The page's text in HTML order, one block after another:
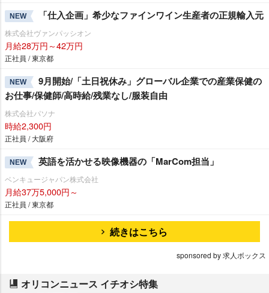
NEW 「仕入企画」希少なファインワイン生産者の正規輸入元
株式会社ヴァンパッシオン
月給28万円～42万円
正社員 / 東京都
NEW
9月開始/「土日祝休み」グローバル企業での産業保健の
お仕事/保健師/高時給/残業なし/服装自由
株式会社パソナ
時給2,300円
正社員 / 大阪府
NEW 英語を活かせる映像機器の「MarCom担当」
ベンキュージャパン株式会社
月給37万5,000円～
正社員 / 東京都
続きはこちら
sponsored by 求人ボックス
オリコンニュース イチオシ特集